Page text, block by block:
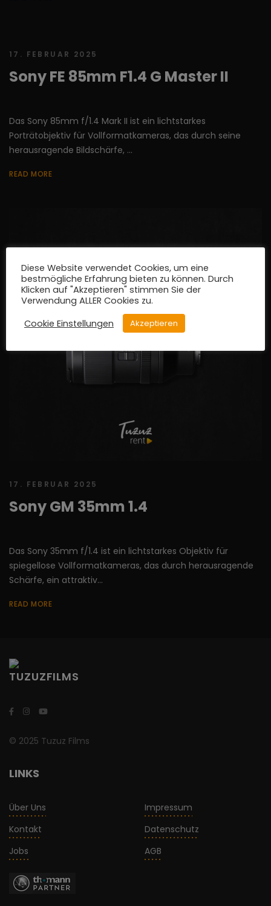
17. FEBRUAR 2025
Sony FE 85mm F1.4 G Master II
Das Sony 85mm f/1.4 Mark II ist ein lichtstarkes
Porträtobjektiv für Vollformatkameras, das durch seine
herausragende Bildschärfe, ...
READ MORE
17. FEBRUAR 2025
Sony GM 35mm 1.4
Das Sony 35mm f/1.4 ist ein lichtstarkes Objektiv für
spiegellose Vollformatkameras, das durch herausragende
Schärfe, ein attraktiv...
READ MORE
© 2025 Tuzuz Films
LINKS
Über Uns
Kontakt
Jobs
Impressum
Datenschutz
AGB
Diese Website verwendet Cookies, um eine
bestmögliche Erfahrung bieten zu können. Durch
Klicken auf "Akzeptieren" stimmen Sie der
Verwendung ALLER Cookies zu.
Cookie Einstellungen
Akzeptieren